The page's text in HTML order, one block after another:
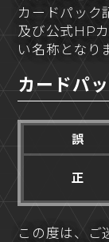
カードパック
及び公式HP
い名称となり
カードパ
誤
正
この度は、ご